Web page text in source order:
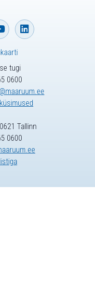
tugi
0600
Tallinn
0600